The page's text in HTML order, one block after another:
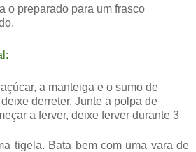
o preparado para um frasco
a manteiga e o sumo de
derreter. Junte a polpa de
a ferver, deixe ferver durante 3
tigela. Bata bem com uma vara de